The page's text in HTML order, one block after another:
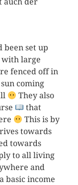
been set up
with large
fenced off in
coming
They also
that
This is by
towards
towards
to all living
and
basic income